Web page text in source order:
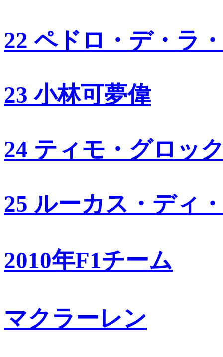
22 ペドロ・デ・ラ
23 小林可夢偉
24 ティモ・グロッ
25 ルーカス・ディ
2010年F1チーム
マクラーレン